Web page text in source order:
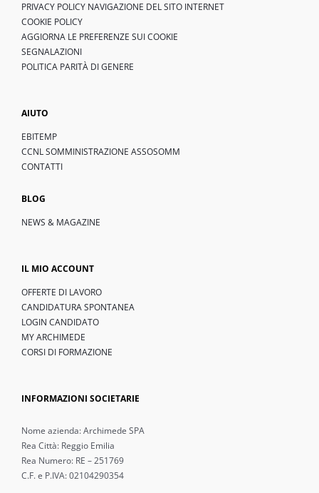
PRIVACY POLICY NAVIGAZIONE DEL SITO INTERNET
COOKIE POLICY
AGGIORNA LE PREFERENZE SUI COOKIE
SEGNALAZIONI
POLITICA PARITÀ DI GENERE
AIUTO
EBITEMP
CCNL SOMMINISTRAZIONE ASSOSOMM
CONTATTI
BLOG
NEWS & MAGAZINE
IL MIO ACCOUNT
OFFERTE DI LAVORO
CANDIDATURA SPONTANEA
LOGIN CANDIDATO
MY ARCHIMEDE
CORSI DI FORMAZIONE
INFORMAZIONI SOCIETARIE
Nome azienda: Archimede SPA
Rea Città: Reggio Emilia
Rea Numero: RE – 251769
C.F. e P.IVA: 02104290354